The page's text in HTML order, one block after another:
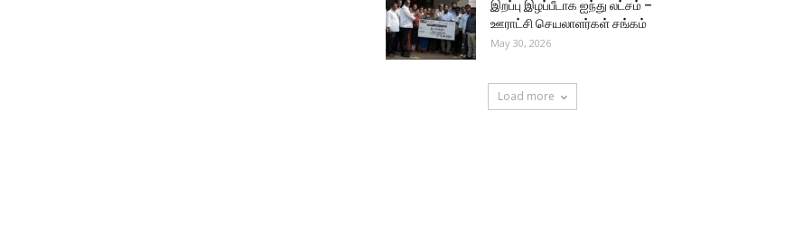
இறப்பு இழப்பீடாக ஐந்து லட்சம் –
ஊராட்சி செயலாளர்கள் சங்கம்
May 30, 2026
Load more